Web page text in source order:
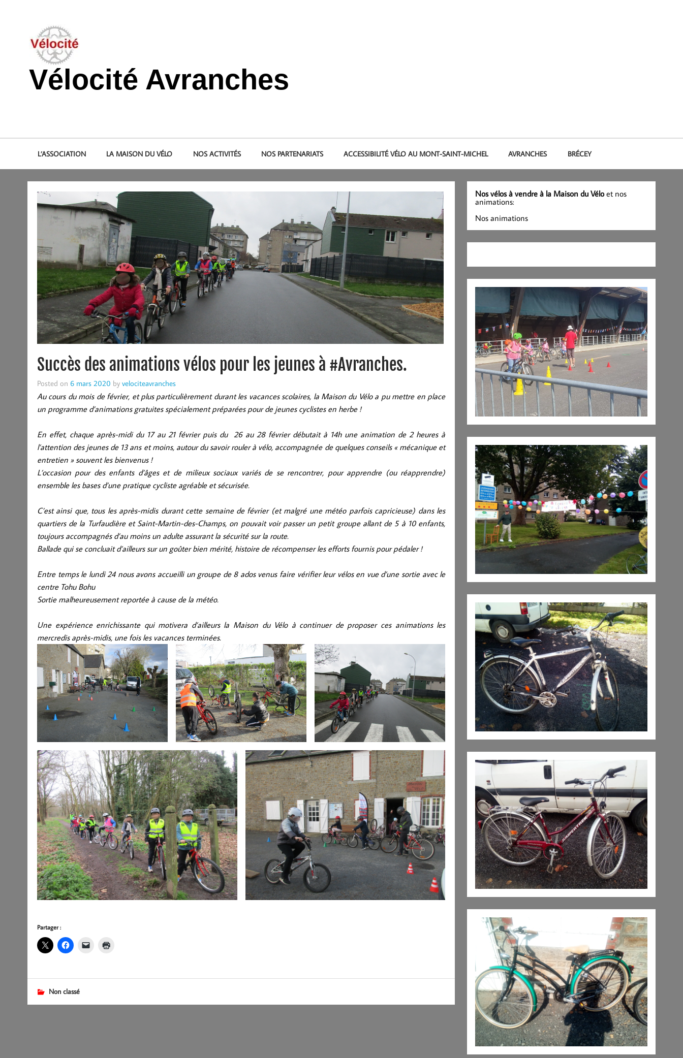
Vélocité Avranches
L’ASSOCIATION LA MAISON DU VÉLO NOS ACTIVITÉS NOS PARTENARIATS ACCESSIBILITÉ VÉLO AU MONT-SAINT-MICHEL AVRANCHES BRÉCEY
Succès des animations vélos pour les jeunes à #Avranches.
Posted on 6 mars 2020 by velociteavranches
Au cours du mois de février, et plus particulièrement durant les vacances scolaires, la Maison du Vélo a pu mettre en place
un programme d’animations gratuites spécialement préparées pour de jeunes cyclistes en herbe !
En effet, chaque après-midi du 17 au 21 février puis du 26 au 28 février débutait à 14h une animation de 2 heures à
l’attention des jeunes de 13 ans et moins, autour du savoir rouler à vélo, accompagnée de quelques conseils « mécanique et
entretien » souvent les bienvenus !
L’occasion pour des enfants d’âges et de milieux sociaux variés de se rencontrer, pour apprendre (ou réapprendre)
ensemble les bases d’une pratique cycliste agréable et sécurisée.
C’est ainsi que, tous les après-midis durant cette semaine de février (et malgré une météo parfois capricieuse) dans les
quartiers de la Turfaudière et Saint-Martin-des-Champs, on pouvait voir passer un petit groupe allant de 5 à 10 enfants,
toujours accompagnés d’au moins un adulte assurant la sécurité sur la route.
Ballade qui se concluait d’ailleurs sur un goûter bien mérité, histoire de récompenser les efforts fournis pour pédaler !
Entre temps le lundi 24 nous avons accueilli un groupe de 8 ados venus faire vérifier leur vélos en vue d’une sortie avec le
centre Tohu Bohu
Sortie malheureusement reportée à cause de la météo.
Une expérience enrichissante qui motivera d’ailleurs la Maison du Vélo à continuer de proposer ces animations les
mercredis après-midis, une fois les vacances terminées.
Partager :
Non classé
Nos vélos à vendre à la Maison du Véloet nos
animations:
Nos animations